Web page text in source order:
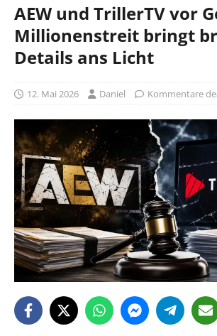
AEW und TrillerTV vor
Millionenstreit bringt
Details ans Licht
12. Mai 2026 Daniel Kommentare